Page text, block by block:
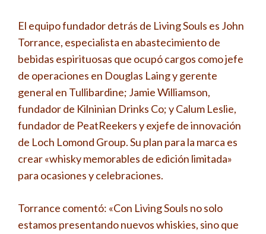
El equipo fundador detrás de Living Souls es John
Torrance, especialista en abastecimiento de
bebidas espirituosas que ocupó cargos como jefe
de operaciones en Douglas Laing y gerente
general en Tullibardine; Jamie Williamson,
fundador de Kilninian Drinks Co; y Calum Leslie,
fundador de PeatReekers y exjefe de innovación
de Loch Lomond Group. Su plan para la marca es
crear «whisky memorables de edición limitada»
para ocasiones y celebraciones.
Torrance comentó: «Con Living Souls no solo
estamos presentando nuevos whiskies, sino que